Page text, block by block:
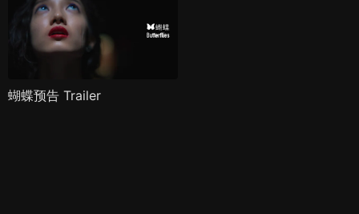
蝴蝶预告 Trailer